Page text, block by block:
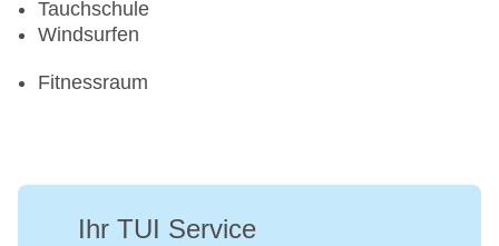
Tauchschule
Windsurfen
Fitnessraum
Ihr TUI Service